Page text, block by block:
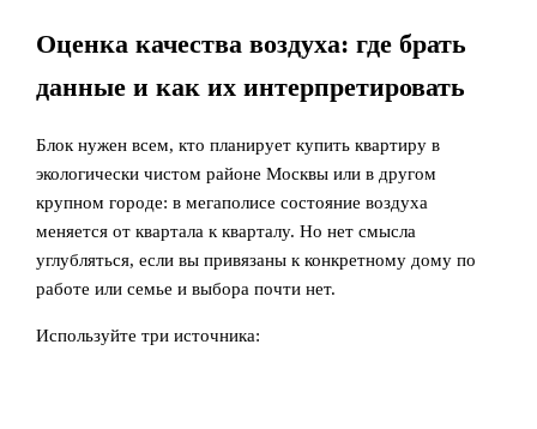
Оценка качества воздуха: где брать
данные и как их интерпретировать
Блок нужен всем, кто планирует купить квартиру в
экологически чистом районе Москвы или в другом
крупном городе: в мегаполисе состояние воздуха
меняется от квартала к кварталу. Но нет смысла
углубляться, если вы привязаны к конкретному дому по
работе или семье и выбора почти нет.
Используйте три источника: